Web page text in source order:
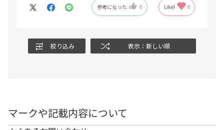
参考になった 0 Like! 0
絞り込み 表示：新しい順
マークや記載内容について